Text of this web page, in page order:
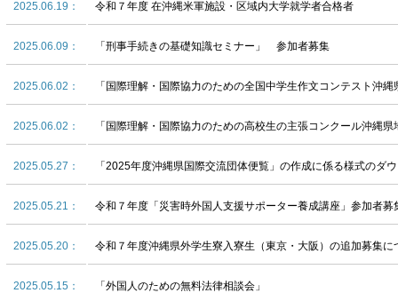
2025.06.19： 令和７年度 在沖縄米軍施設・区域内大学就学者合格者
2025.06.09： 「刑事手続きの基礎知識セミナー」 参加者募集
2025.06.02： 「国際理解・国際協力のための全国中学生作文コンテスト沖
2025.06.02： 「国際理解・国際協力のための高校生の主張コンクール沖縄県
2025.05.27： 「2025年度沖縄県国際交流団体便覧」の作成に係る様式のダ
2025.05.21： 令和７年度「災害時外国人支援サポーター養成講座」参加者募
2025.05.20： 令和７年度沖縄県外学生寮入寮生（東京・大阪）の追加募集に
2025.05.15： 「外国人のための無料法律相談会」